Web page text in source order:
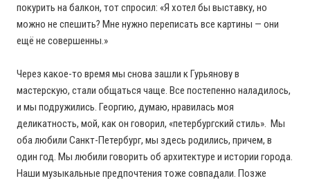
покурить на балкон, тот спросил: «Я хотел бы выставку, но
можно не спешить? Мне нужно переписать все картины — они
ещё не совершенны.»
Через какое-то время мы снова зашли к Гурьянову в
мастерскую, стали общаться чаще. Все постепенно наладилось,
и мы подружились. Георгию, думаю, нравилась моя
деликатность, мой, как он говорил, «петербургский стиль». Мы
оба любили Санкт-Петербург, мы здесь родились, причем, в
один год. Мы любили говорить об архитектуре и истории города.
Наши музыкальные предпочтения тоже совпадали. Позже